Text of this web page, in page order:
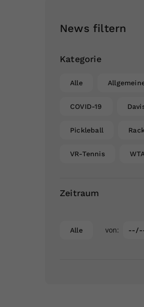
News filtern
Kategorie
Alle
COVID-19
Pickleball
VR-Tennis
Zeitraum
Alle von: